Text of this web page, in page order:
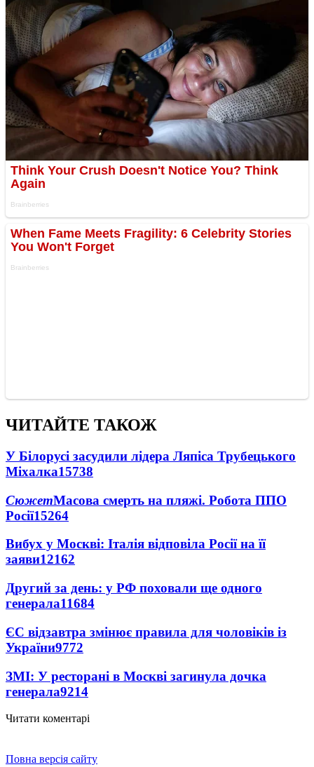
ЧИТАЙТЕ ТАКОЖ
У Білорусі засудили лідера Ляпіса Трубецького
Міхалка15738
СюжетМасова смерть на пляжі. Робота ППО
Росії15264
Вибух у Москві: Італія відповіла Росії на її
заяви12162
Другий за день: у РФ поховали ще одного
генерала11684
ЄС відзавтра змінює правила для чоловіків із
України9772
ЗМІ: У ресторані в Москві загинула дочка
генерала9214
Читати коментарі
Повна версія сайту